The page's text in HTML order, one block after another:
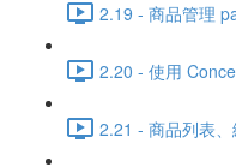
2.19 - 商品管理
2.20 - 使用
2.21 - 商品列表